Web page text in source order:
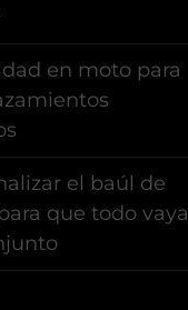
en moto para
el baúl de
que todo vaya